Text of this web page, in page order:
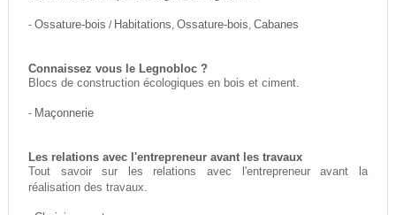
- Ossature-bois / Habitations, Ossature-bois, Cabanes
Connaissez vous le Legnobloc ?
Blocs de construction écologiques en bois et ciment.
- Maçonnerie
Les relations avec l'entrepreneur avant les travaux
Tout savoir sur les relations avec l'entrepreneur avant la
réalisation des travaux.